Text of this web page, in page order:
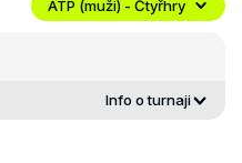
ATP (muži) - Čtyřhry
Info o turnaji